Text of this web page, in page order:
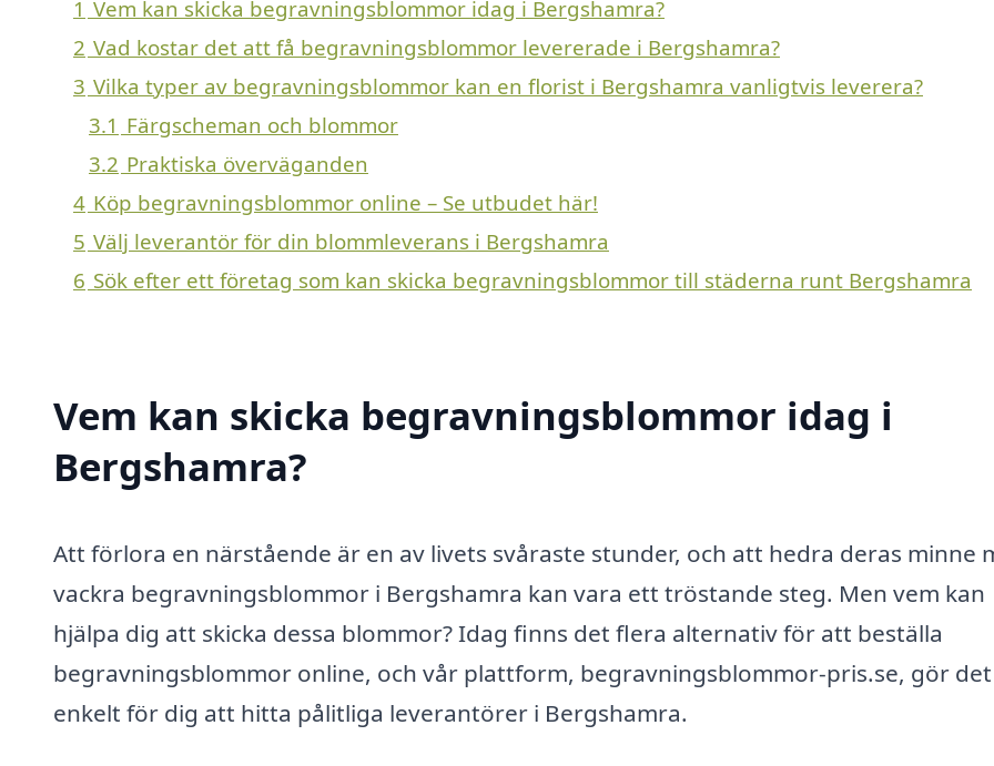
1 Vem kan skicka begravningsblommor idag i Bergshamra?
2 Vad kostar det att få begravningsblommor levererade i Bergshamra?
3 Vilka typer av begravningsblommor kan en florist i Bergshamra vanligtvis leverera?
3.1 Färgscheman och blommor
3.2 Praktiska överväganden
4 Köp begravningsblommor online – Se utbudet här!
5 Välj leverantör för din blommleverans i Bergshamra
6 Sök efter ett företag som kan skicka begravningsblommor till städerna runt Bergshamra
Vem kan skicka begravningsblommor idag i
Bergshamra?
Att förlora en närstående är en av livets svåraste stunder, och att hedra deras minne
vackra begravningsblommor i Bergshamra kan vara ett tröstande steg. Men vem kan
hjälpa dig att skicka dessa blommor? Idag finns det flera alternativ för att beställa
begravningsblommor online, och vår plattform, begravningsblommor-pris.se, gör det
enkelt för dig att hitta pålitliga leverantörer i Bergshamra.